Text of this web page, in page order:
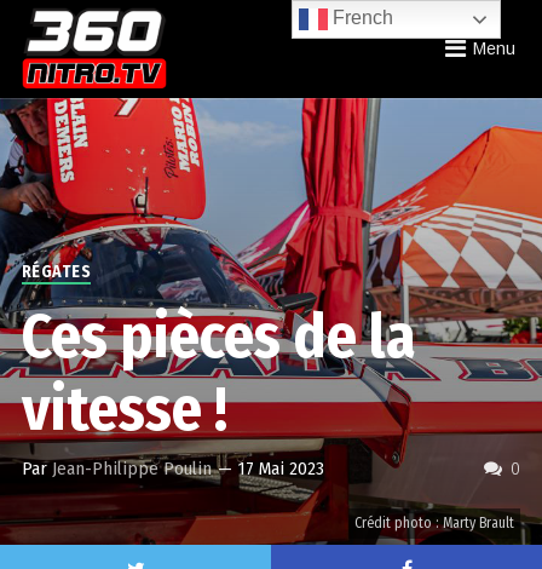
Menu
0
RÉGATES
Ces pièces de la
vitesse !
ParJean-Philippe Poulin — 17 Mai 2023
Crédit photo : Marty Brault
French